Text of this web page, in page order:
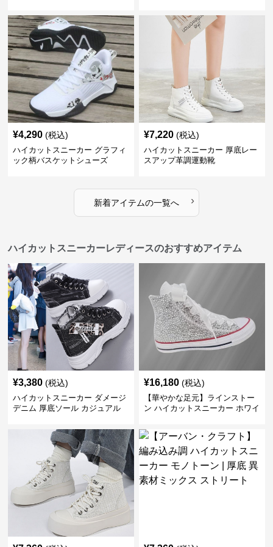
¥4,290 (税込)
ハイカットスニーカー グラフィ
ック柄バスケットシューズ
¥7,220 (税込)
ハイカットスニーカー 厚底レー
スアップ革調運動靴
新着アイテムの一覧へ ›
ハイカットスニーカーレディースのおすすめアイテム
¥3,380 (税込)
ハイカットスニーカー ダメージ
デニム 厚底ソール カジュアル
かわいい 学校 日常使い 履きや
¥16,180 (税込)
【華やかな足元】ラインストー
ン ハイカットスニーカー ホワイ
ボン